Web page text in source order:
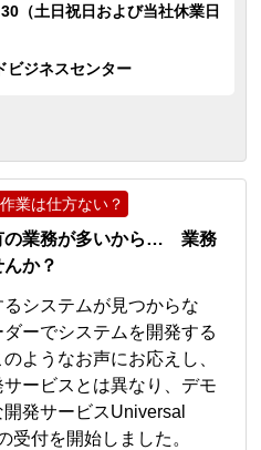
（土日祝日および当社休業日
ビジネスセンター
業は仕方ない？
の業務が多いから… 業務
か？
るシステムが見つからな
ーでシステムを開発する
ようなお声にお応えし、
ービスとは異なり、デモ
発サービスUniversal
受付を開始しました。